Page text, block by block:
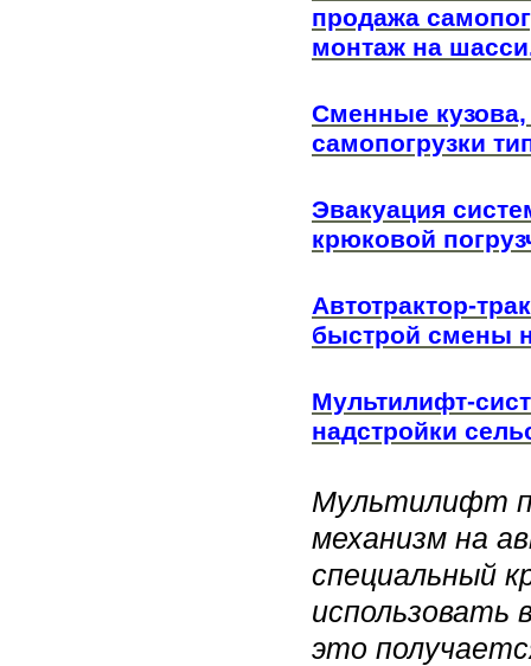
продажа
монтаж на
Сменные кузова,
самопогрузки
Эвакуация
крюковой
Автотрактор-
быстрой смены
Мультилифт-
надстройки
Мультилифт
механизм на
специальный
использовать
это